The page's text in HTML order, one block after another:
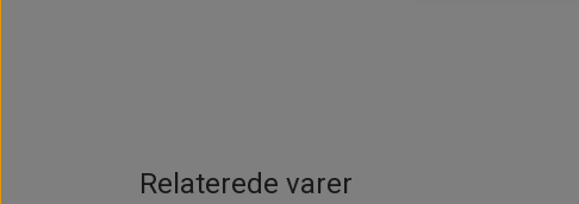
Relaterede varer